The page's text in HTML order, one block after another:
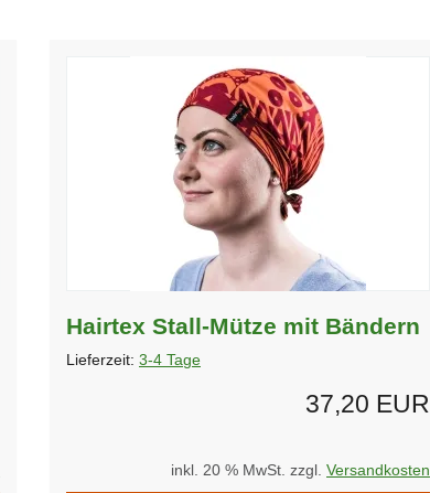
Hairtex Stall-Mütze mit Bändern
Lieferzeit: 3-4 Tage
37,20 EUR
inkl. 20 % MwSt. zzgl. Versandkosten